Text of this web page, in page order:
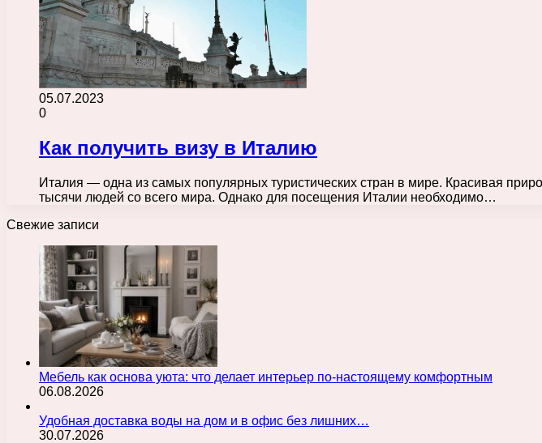
05.07.2023
0
Как получить визу в Италию
Италия — одна из самых популярных туристических стран в мире. Красивая
тысячи людей со всего мира. Однако для посещения Италии необходимо…
Свежие записи
Мебель как основа уюта: что делает интерьер по-настоящему комфортным
06.08.2026
Удобная доставка воды на дом и в офис без лишних…
30.07.2026